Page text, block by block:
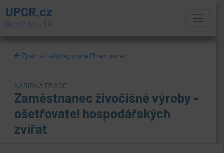
UPCR.cz
U kaž Práci v ČR
Zpět na nabídky práce Plzeň-sever
NABÍDKA PRÁCE
Zaměstnanec živočišné výroby -
ošetřovatel hospodářských
zvířat